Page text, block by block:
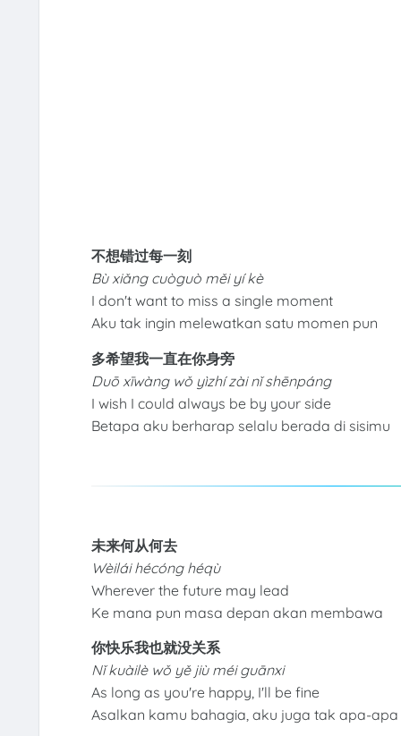
不想错过每一刻
Bù xiǎng cuòguò měi yí kè
I don't want to miss a single moment
Aku tak ingin melewatkan satu momen pun
多希望我一直在你身旁
Duō xīwàng wǒ yìzhí zài nǐ shēnpáng
I wish I could always be by your side
Betapa aku berharap selalu berada di sisimu
未来何从何去
Wèilái hécóng héqù
Wherever the future may lead
Ke mana pun masa depan akan membawa
你快乐我也就没关系
Nǐ kuàilè wǒ yě jiù méi guānxi
As long as you're happy, I'll be fine
Asalkan kamu bahagia, aku juga tak apa-apa